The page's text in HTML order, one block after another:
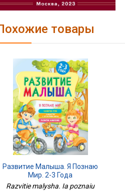
товары
Развитие Малыша. Я Познаю
Мир. 2-3 Года
Razvitie malysha. Ia poznaiu